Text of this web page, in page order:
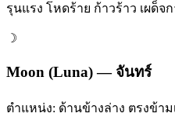
รุนแรง โหดร้าย ก้าวร้าว เผด็จก
☽
Moon (Luna)— จันทร์
ตำแหน่ง: ด้านข้างล่าง ตรงข้าม